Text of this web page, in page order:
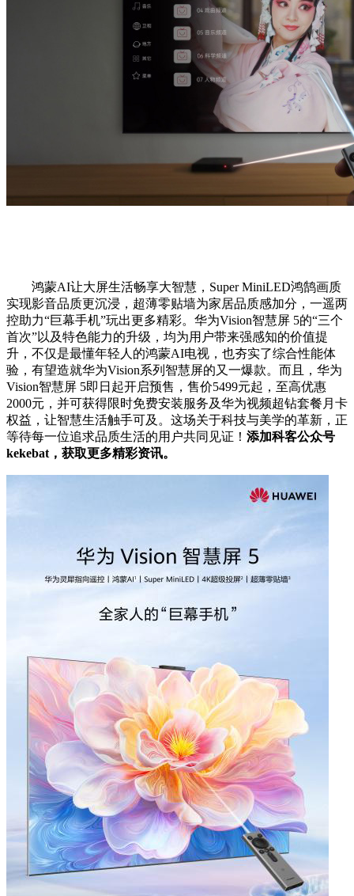
鸿蒙AI让大屏生活畅享大智慧，Super MiniLED鸿鹄画质
实现影音品质更沉浸，超薄零贴墙为家居品质感加分，一遥两
控助力“巨幕手机”玩出更多精彩。华为Vision智慧屏 5的“三个
首次”以及特色能力的升级，均为用户带来强感知的价值提
升，不仅是最懂年轻人的鸿蒙AI电视，也夯实了综合性能体
验，有望造就华为Vision系列智慧屏的又一爆款。而且，华为
Vision智慧屏 5即日起开启预售，售价5499元起，至高优惠
2000元，并可获得限时免费安装服务及华为视频超钻套餐月卡
权益，让智慧生活触手可及。这场关于科技与美学的革新，正
等待每一位追求品质生活的用户共同见证！ 添加科客公众号
kekebat，获取更多精彩资讯。